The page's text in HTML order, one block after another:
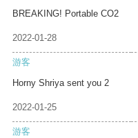
BREAKING! Portable CO2
2022-01-28
游客
Horny Shriya sent you 2
2022-01-25
游客